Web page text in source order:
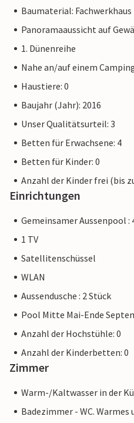
Baumaterial: Fachwerkhaus
Panoramaaussicht auf
1. Dünenreihe
Nahe an/auf einem
Haustiere: 0
Baujahr (Jahr): 2016
Unser Qualitätsurteil: 3
Betten für Erwachsene: 4
Betten für Kinder: 0
Anzahl der Kinder frei (bis
Einrichtungen
Gemeinsamer Aussenpool :
1 TV
Satellitenschüssel
WLAN
Aussendusche : 2 Stück
Pool Mitte Mai-Ende
Anzahl der Hochstühle: 0
Anzahl der Kinderbetten: 0
Zimmer
Warm-/Kaltwasser in der
Badezimmer - WC. Warmes